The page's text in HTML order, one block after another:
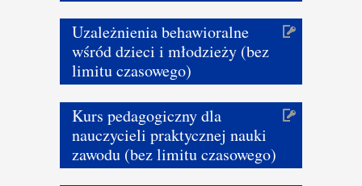
Uzależnienia behawioralne
wśród dzieci i młodzieży (bez
limitu czasowego)
Kurs pedagogiczny dla
nauczycieli praktycznej nauki
zawodu (bez limitu czasowego)